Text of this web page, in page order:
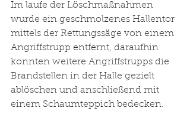
Im laufe der Löschmaßnahmen
wurde ein geschmolzenes Hallentor
mittels der Rettungssäge von einem
Angriffstrupp entfernt, daraufhin
konnten weitere Angriffstrupps die
Brandstellen in der Halle gezielt
ablöschen und anschließend mit
einem Schaumteppich bedecken.